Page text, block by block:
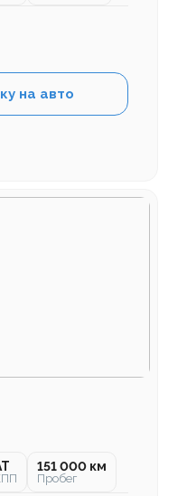
на авто
151 000 км
Пробег